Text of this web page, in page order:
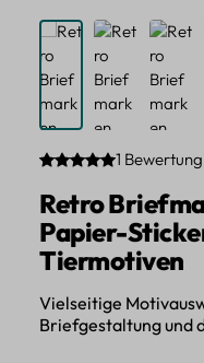
Durchschnittliche1 Bewertung
Retro
Papier-
Tiermotiven
Vielseitige
Briefgestaltung und